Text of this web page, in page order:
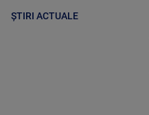
ȘTIRI ACTUALE